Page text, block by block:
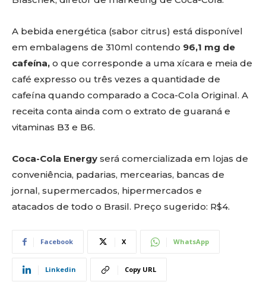
A bebida energética (sabor citrus) está disponível
em embalagens de 310ml contendo 96,1 mg de
cafeína, o que corresponde a uma xícara e meia de
café expresso ou três vezes a quantidade de
cafeína quando comparado a Coca-Cola Original. A
receita conta ainda com o extrato de guaraná e
vitaminas B3 e B6.
Coca-Cola Energy será comercializada em lojas de
conveniência, padarias, mercearias, bancas de
jornal, supermercados, hipermercados e
atacados de todo o Brasil. Preço sugerido: R$4.
Facebook X WhatsApp
Linkedin Copy URL